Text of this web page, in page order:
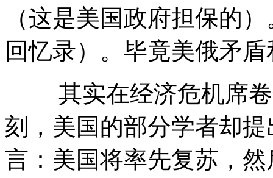
（这是美国政府担保的
回忆录）。毕竟美俄矛
其实在经济危机席卷
刻，美国的部分学者却
言：美国将率先复苏，